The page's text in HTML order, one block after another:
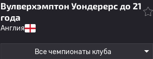
Вулверхэмптон Уондерерс до 21
года
Англия
Все чемпионаты клуба